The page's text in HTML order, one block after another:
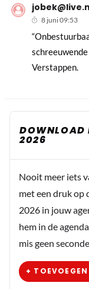
8 juni 09:53
Verstappen.
DOWNLOAD
2026
Nooit meer iets
met een druk op
2026 in jouw
hem in de
mis geen
+